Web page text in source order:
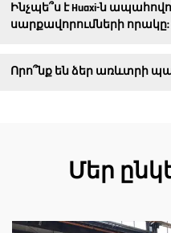
Ինչպե՞ս է Huaxi-ն
սարքավորումների որակը:
Որո՞նք են ձեր առևտրի
Մեր